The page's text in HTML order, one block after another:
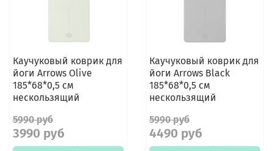
Каучуковый коврик для
йоги Arrows Olive
185*68*0,5 см
нескользящий
5990 руб
3990 руб
Каучуковый коврик для
йоги Arrows Black
185*68*0,5 см
нескользящий
5990 руб
4490 руб